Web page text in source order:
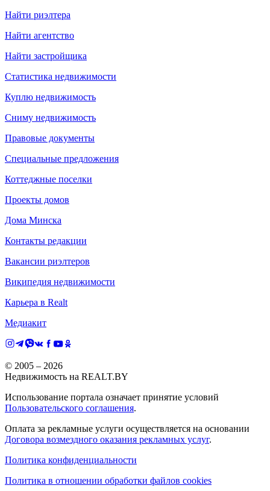
Найти риэлтера
Найти агентство
Найти застройщика
Статистика недвижимости
Куплю недвижимость
Сниму недвижимость
Правовые документы
Специальные предложения
Коттеджные поселки
Проекты домов
Дома Минска
Контакты редакции
Вакансии риэлтеров
Википедия недвижимости
Карьера в Realt
Медиакит
© 2005 – 2026
Недвижимость на REALT.BY
Использование портала означает принятие условий
Пользовательского соглашения.
Оплата за рекламные услуги осуществляется на основании
Договора возмездного оказания рекламных услуг.
Политика конфиденциальности
Политика в отношении обработки файлов cookies